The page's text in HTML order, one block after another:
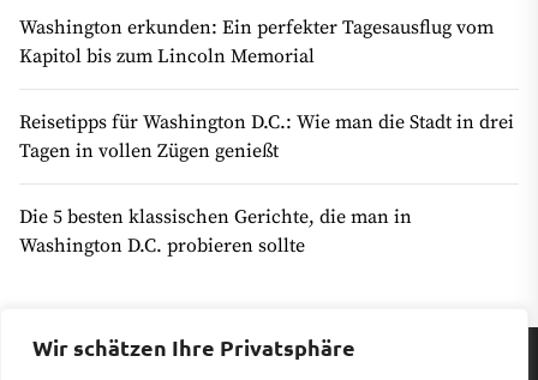
Wir schätzen Ihre Privatsphäre
Washington erkunden: Ein perfekter Tagesausflug vom
Kapitol bis zum Lincoln Memorial
Reisetipps für Washington D.C.: Wie man die Stadt in drei
Tagen in vollen Zügen genießt
Die 5 besten klassischen Gerichte, die man in
Washington D.C. probieren sollte